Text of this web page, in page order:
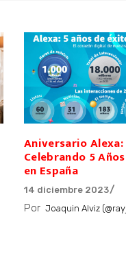
Aniversario Alexa:
Celebrando 5
en España
14 diciembre 2023
Por Joaquin Alviz